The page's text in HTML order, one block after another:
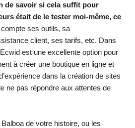
de savoir si cela suffit pour
était de le tester moi-même, ce
compte ses outils, sa
client, ses tarifs, etc. Dans
est une excellente option pour
à créer une boutique en ligne et
dans la création de sites
ne pas répondre aux attentes de
de votre histoire, ou les